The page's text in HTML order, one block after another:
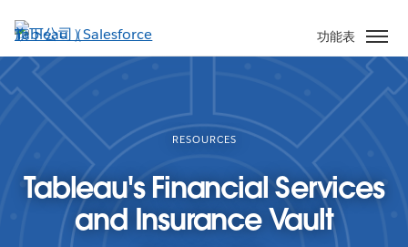
至
主
內
容
功能表
RESOURCES
Tableau's Financial Services
and Insurance Vault